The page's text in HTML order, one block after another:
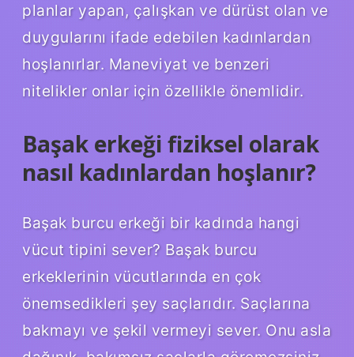
planlar yapan, çalışkan ve dürüst olan ve
duygularını ifade edebilen kadınlardan
hoşlanırlar. Maneviyat ve benzeri
nitelikler onlar için özellikle önemlidir.
Başak erkeği fiziksel olarak
nasıl kadınlardan hoşlanır?
Başak burcu erkeği bir kadında hangi
vücut tipini sever? Başak burcu
erkeklerinin vücutlarında en çok
önemsedikleri şey saçlarıdır. Saçlarına
bakmayı ve şekil vermeyi sever. Onu asla